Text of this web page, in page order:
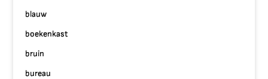
blauw
boekenkast
bruin
bureau